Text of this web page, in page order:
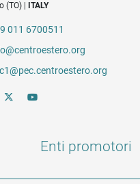
(TO) |
ITALY
011 6700511
Enti promotori